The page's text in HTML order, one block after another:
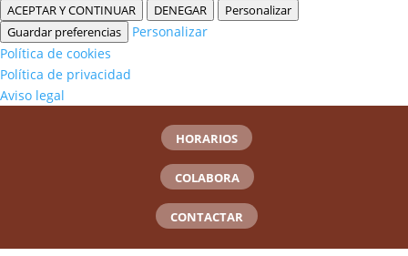
ACEPTAR Y CONTINUAR DENEGAR
Personalizar
Guardar preferencias
Personalizar
Política de cookies
Política de privacidad
Aviso legal
HORARIOS
COLABORA
CONTACTAR